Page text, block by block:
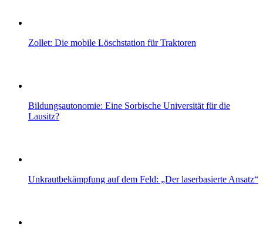
Zollet: Die mobile Löschstation für Traktoren
Bildungsautonomie: Eine Sorbische Universität für die
Lausitz?
Unkrautbekämpfung auf dem Feld: „Der laserbasierte Ansatz“